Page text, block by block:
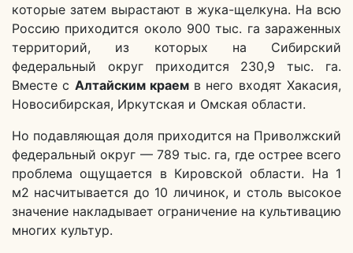
которые затем вырастают в жука-щелкуна. На всю
Россию приходится около 900 тыс. га зараженных
территорий, из которых на Сибирский
федеральный округ приходится 230,9 тыс. га.
Вместе с Алтайским краемв него входят Хакасия,
Новосибирская, Иркутская и Омская области.
Но подавляющая доля приходится на Приволжский
федеральный округ — 789 тыс. га, где острее всего
проблема ощущается в Кировской области. На 1
м2 насчитывается до 10 личинок, и столь высокое
значение накладывает ограничение на культивацию
многих культур.